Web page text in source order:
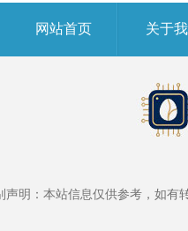
网站首页 关于
声明：本站信息仅供参考，如有